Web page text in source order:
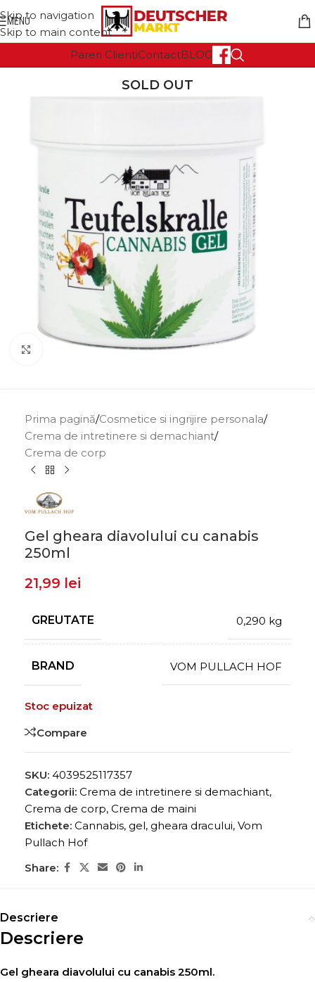
Skip to navigation
Skip to main content
MENU
Pareri ClientiContactBLOG
SOLD OUT
Click to enlarge
Prima pagină/Cosmetice si ingrijire personala/
Crema de intretinere si demachiant/
Crema de corp
Gel gheara diavolului cu canabis
250ml
21,99 lei
GREUTATE 0,290 kg
BRAND VOM PULLACH HOF
Stoc epuizat
Compare
SKU: 4039525117357
Categorii: Crema de intretinere si demachiant,
Crema de corp, Crema de maini
Etichete: Cannabis, gel, gheara dracului, Vom
Pullach Hof
Share:
Descriere
Descriere
Gel gheara diavolului cu canabis 250ml.